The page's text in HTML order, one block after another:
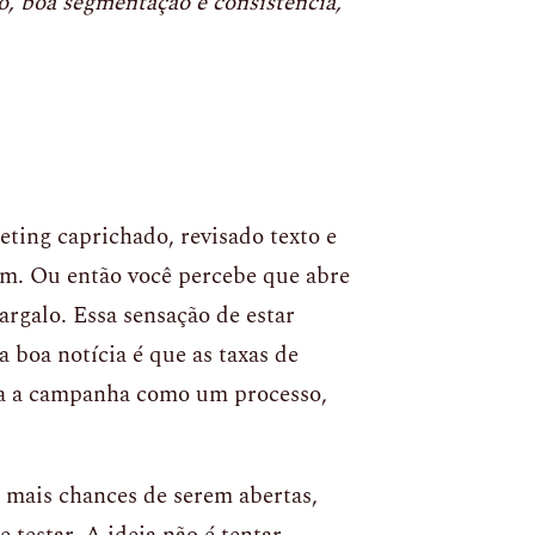
caprichado, revisado texto e
Ou então você percebe que abre
Essa sensação de estar
boa notícia é que as taxas de
campanha como um processo,
chances de serem abertas,